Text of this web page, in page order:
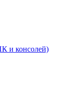
и консолей)